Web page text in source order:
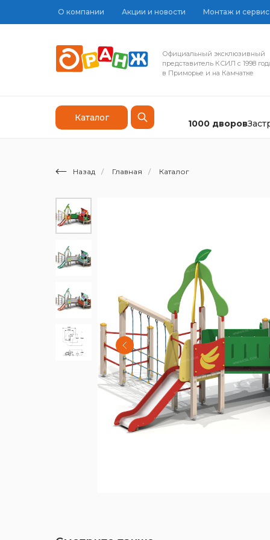
О компании Акции и новости Монтаж и сервис
Каталог
Официальный эксклюзивный
представитель КСИЛ с 1998
в Приморье и на Камчатке
1000 дворов
Назад / Главная / Каталог